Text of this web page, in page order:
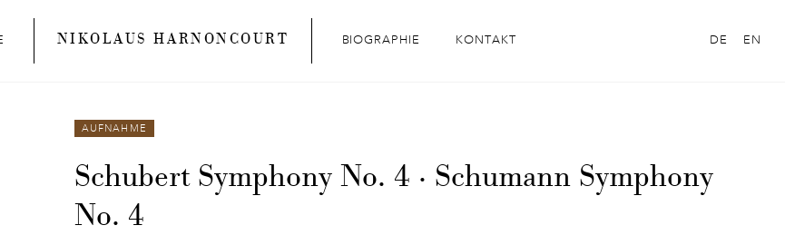
NIKOLAUS HARNONCOURT BIOGRAPHIE KONTAKT DE EN
AUFNAHME
Schubert Symphony No. 4 · Schumann Symphony
No. 4